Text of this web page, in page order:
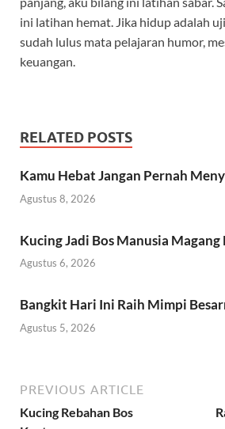
ini latihan hemat. Jika hidup adalah
sudah lulus mata pelajaran humor,
keuangan.
RELATED POSTS
Kamu Hebat Jangan Pernah
Agustus 8, 2026
Kucing Jadi Bos Manusia Magang
Agustus 6, 2026
Bangkit Hari Ini Raih Mimpi
Agustus 5, 2026
PREVIOUS ARTICLE
Kucing Rebahan Bos